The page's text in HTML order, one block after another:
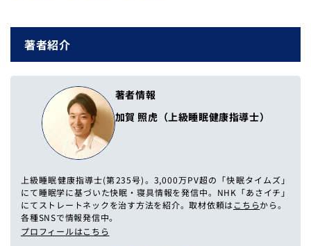
著者紹介
著者情報
加賀 照虎（上級睡眠健康指導士）
上級睡眠健康指導士(第235号)。3,000万PV超の「快眠タイムズ」
にて睡眠学に基づいた快眠・寝具情報を発信中。NHK「あさイチ」
にてストレートネックを治す方法を紹介。取材依頼はこちらから。
各種SNSで情報発信中。
プロフィールはこちら